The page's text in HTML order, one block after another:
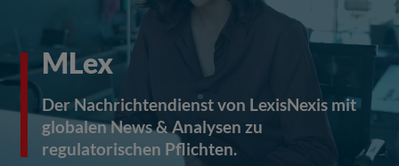
MLex
Der Nachrichtendienst von LexisNexis mit
globalen News & Analysen zu
regulatorischen Pflichten.